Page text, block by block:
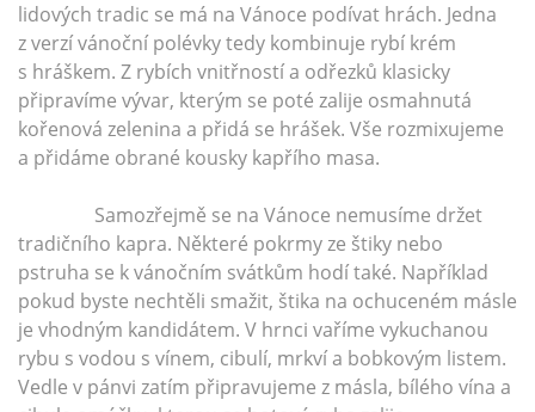
lidových tradic se má na Vánoce podívat hrách. Jedna
z verzí vánoční polévky tedy kombinuje rybí krém
s hráškem. Z rybích vnitřností a odřezků klasicky
připravíme vývar, kterým se poté zalije osmahnutá
kořenová zelenina a přidá se hrášek. Vše rozmixujeme
a přidáme obrané kousky kapřího masa.
Samozřejmě se na Vánoce nemusíme držet
tradičního kapra. Některé pokrmy ze štiky nebo
pstruha se k vánočním svátkům hodí také. Například
pokud byste nechtěli smažit, štika na ochuceném másle
je vhodným kandidátem. V hrnci vaříme vykuchanou
rybu s vodou s vínem, cibulí, mrkví a bobkovým listem.
Vedle v pánvi zatím připravujeme z másla, bílého vína a